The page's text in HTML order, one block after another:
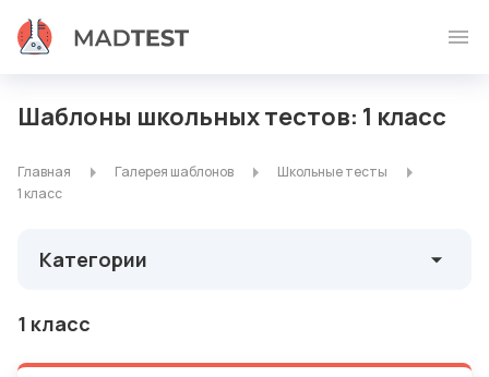
Шаблоны школьных тестов: 1 класс
Главная Галерея шаблонов
Школьные тесты
1 класс
Категории
1 класс